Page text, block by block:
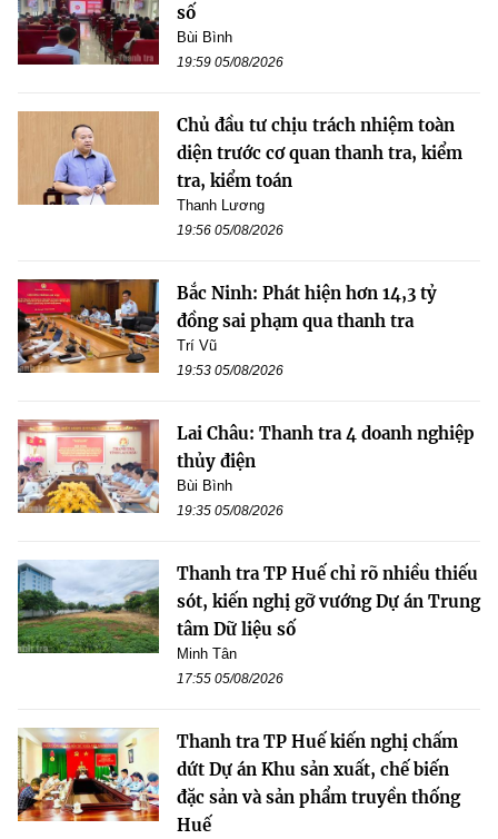
số
Bùi Bình
19:59 05/08/2026
Chủ đầu tư chịu trách nhiệm toàn
diện trước cơ quan thanh tra, kiểm
tra, kiểm toán
Thanh Lương
19:56 05/08/2026
Bắc Ninh: Phát hiện hơn 14,3 tỷ
đồng sai phạm qua thanh tra
Trí Vũ
19:53 05/08/2026
Lai Châu: Thanh tra 4 doanh nghiệp
thủy điện
Bùi Bình
19:35 05/08/2026
Thanh tra TP Huế chỉ rõ nhiều thiếu
sót, kiến nghị gỡ vướng Dự án Trung
tâm Dữ liệu số
Minh Tân
17:55 05/08/2026
Thanh tra TP Huế kiến nghị chấm
dứt Dự án Khu sản xuất, chế biến
đặc sản và sản phẩm truyền thống
Huế